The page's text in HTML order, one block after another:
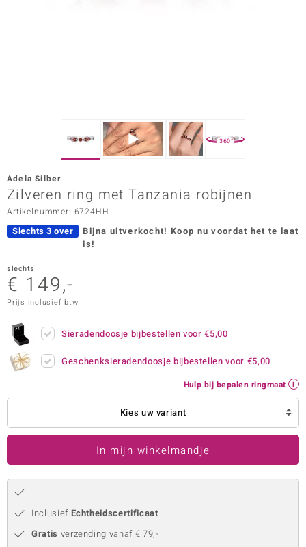
Vogue
in Italy
Paraíso
Collection
360°
Adela Silber
Zilveren ring met Tanzania robijnen
Artikelnummer: 6724HH
Slechts 3 over Bijna uitverkocht! Koop nu voordat het te laat
is!
slechts
€ 149,-
Prijs inclusief btw
Sieradendoosje bijbestellen voor€5,00
Geschenksieradendoosje bijbestellen voor €5,00
Hulp bij bepalen ringmaat
Kies uw variant
In mijn winkelmandje
Inclusief Echtheidscertificaat
Gratis verzending vanaf € 79,-